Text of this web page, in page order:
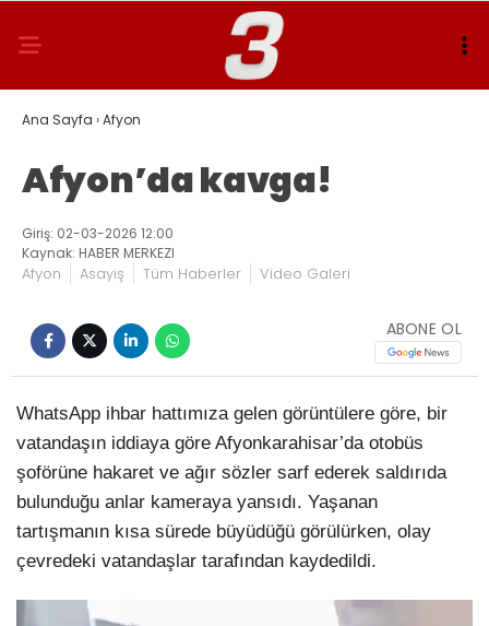
Ana Sayfa ›Afyon
Afyon’da kavga!
Giriş: 02-03-2026 12:00
Kaynak: HABER MERKEZI
Afyon Asayiş Tüm Haberler Video Galeri
ABONE OL
WhatsApp ihbar hattımıza gelen görüntülere göre, bir
vatandaşın iddiaya göre Afyonkarahisar’da otobüs
şoförüne hakaret ve ağır sözler sarf ederek saldırıda
bulunduğu anlar kameraya yansıdı. Yaşanan
tartışmanın kısa sürede büyüdüğü görülürken, olay
çevredeki vatandaşlar tarafından kaydedildi.